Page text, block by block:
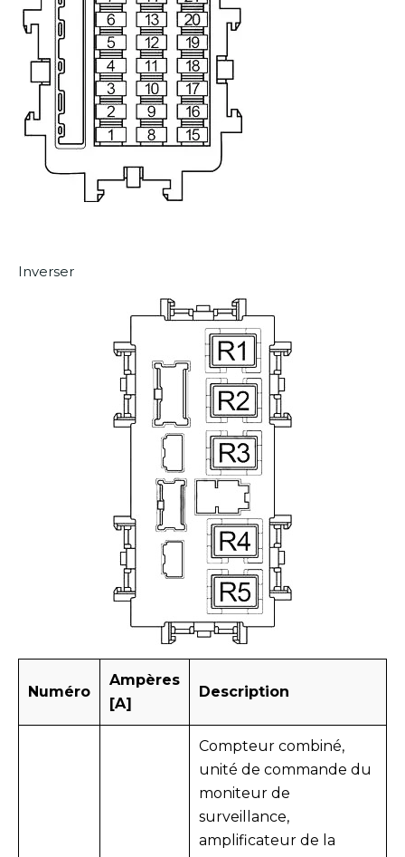
Inverser
Numéro
Ampères
[A]
Description
Compteur combiné,
unité de commande du
moniteur de
surveillance,
amplificateur de la